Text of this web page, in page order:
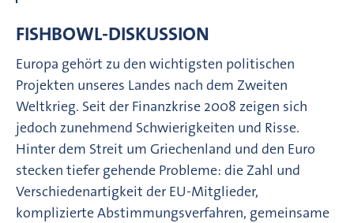
FISHBOWL-DISKUSSION
Europa gehört zu den wichtigsten politischen
Projekten unseres Landes nach dem Zweiten
Weltkrieg. Seit der Finanzkrise 2008 zeigen sich
jedoch zunehmend Schwierigkeiten und Risse.
Hinter dem Streit um Griechenland und den Euro
stecken tiefer gehende Probleme: die Zahl und
Verschiedenartigkeit der EU-Mitglieder,
komplizierte Abstimmungsverfahren, gemeinsame